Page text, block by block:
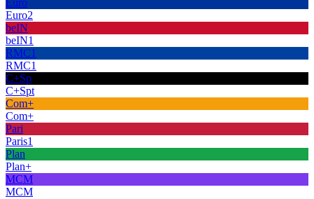
Euro
Euro2
beIN
beIN1
RMC1
RMC1
C+Sp
C+Spt
Com+
Com+
Pari
Paris1
Plan
Plan+
MCM
MCM